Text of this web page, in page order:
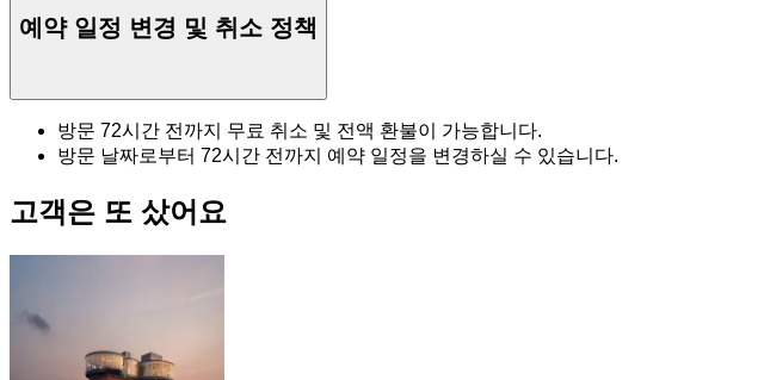
예약 일정 변경 및 취소 정책
방문 72시간 전까지 무료 취소 및 전액 환불이 가능합니다.
방문 날짜로부터 72시간 전까지 예약 일정을 변경하실 수 있습니다.
고객은 또 샀어요